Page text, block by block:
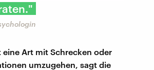
eine Art mit Schrecken oder
umzugehen, sagt die